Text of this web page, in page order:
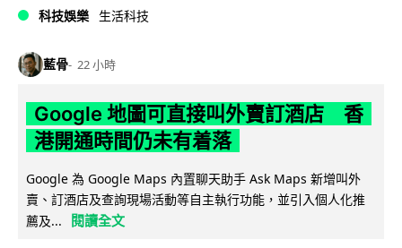
科技娛樂 生活科技
藍骨 22 小時
Google 地圖可直接叫外賣訂酒店 香
港開通時間仍未有着落
Google 為 Google Maps 內置聊天助手 Ask Maps 新增叫外
賣、訂酒店及查詢現場活動等自主執行功能，並引入個人化推
薦及...
閱讀全文